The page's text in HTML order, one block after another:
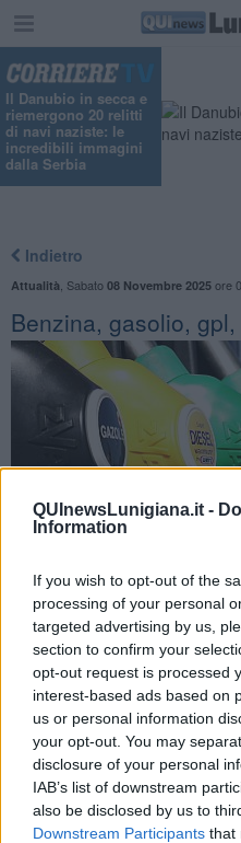
QUInewsLunigiana.it -
Information
If you wish to opt-out of the
processing of your personal
targeted advertising by us,
section to confirm your
opt-out request is processed
interest-based ads based on
us or personal information
your opt-out. You may
disclosure of your personal
IAB’s list of downstream
also be disclosed by us to
Downstream Participants that
Il Danubio in secca e
riemergono 20 relitti
di navi naziste: le
incredibili immagini
dalla Serbia
Indietro
Attualità Sabato 08 Novembre 2025ore
Benzina, gasolio,
Ecco l'elenco dei prezzi del
Carrara. Comune per
fare rifornimento.
PROVINCIA DI MASSA-
rilevati al giorno 08 novembre
sviluppo economico